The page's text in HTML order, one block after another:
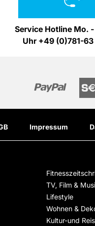
Service Hotline Mo. -
Uhr +49 (0)781-
Impressum
TV, Film &
Lifestyle
Wohnen &
Kultur-und